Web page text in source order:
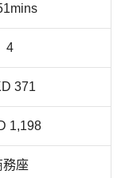
4
371
1,198
務座